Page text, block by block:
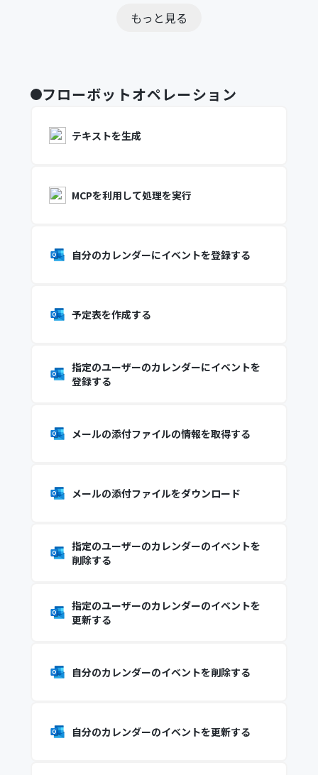
もっと見る
フローボットオペレーション
テキストを生成
MCPを利用して処理を実行
自分のカレンダーにイベントを登録する
予定表を作成する
指定のユーザーのカレンダーにイベントを
登録する
メールの添付ファイルの情報を取得する
メールの添付ファイルをダウンロード
指定のユーザーのカレンダーのイベントを
削除する
指定のユーザーのカレンダーのイベントを
更新する
自分のカレンダーのイベントを削除する
自分のカレンダーのイベントを更新する